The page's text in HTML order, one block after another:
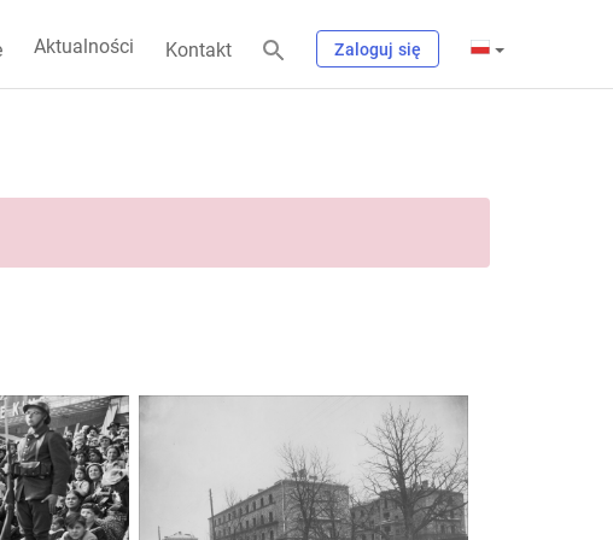
Aktualności Kontakt Zaloguj się